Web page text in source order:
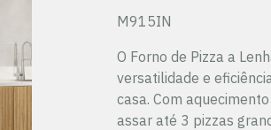
M915IN
O Forno de Pizza a
versatilidade e
casa. Com
assar até 3 pizzas